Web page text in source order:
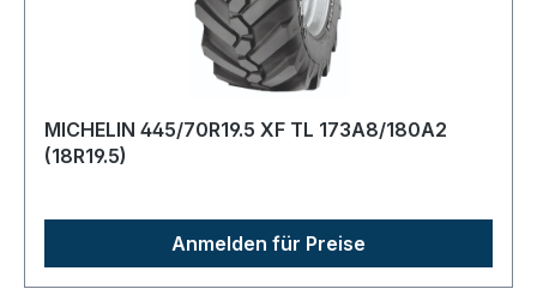
MICHELIN 445/70R19.5 XF TL 173A8/180A2
(18R19.5)
Anmelden für Preise